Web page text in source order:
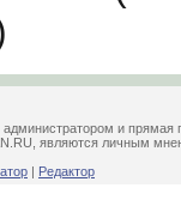
администратором и прямая
являются личным
| Редактор